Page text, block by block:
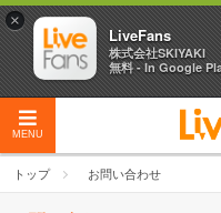
MENU
トップ お問い合わせ
×
LiveFans
株式会社SKIYAKI
無料 - In Google